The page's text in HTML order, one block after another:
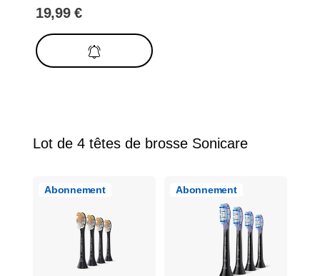
19,99 €
Rupture de
Lot de 4 têtes de brosse Sonicare
Abonnement Abonnement